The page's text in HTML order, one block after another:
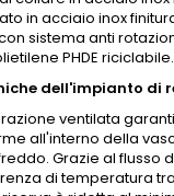
in acciaio inox
sistema anti
PHDE riciclabile.
dell'impianto di
ventilata
all'interno della
Grazie al flusso
di temperatura